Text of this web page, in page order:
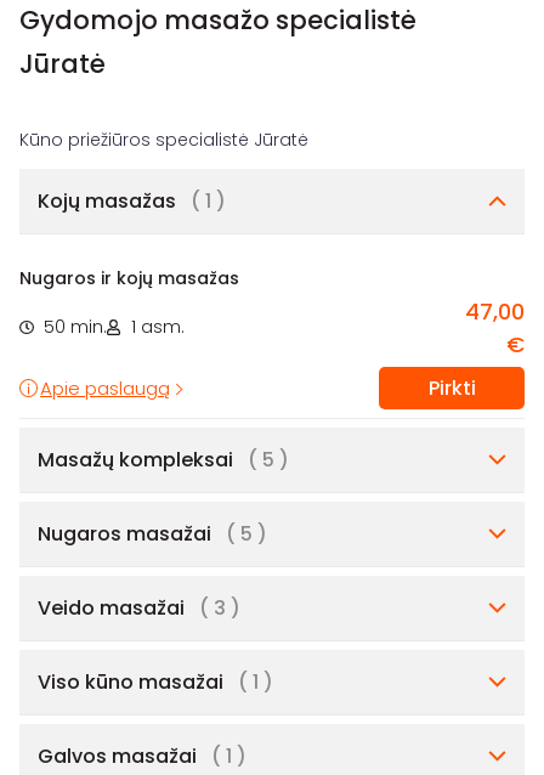
Gydomojo masažo specialistė
Jūratė
Kojų masažas ( 1 )
Nugaros ir kojų masažas
50 min. 1 asm.
47,00
€
Apie paslaugą Pirkti
Masažų kompleksai ( 5 )
Nugaros masažai ( 5 )
Veido masažai ( 3 )
Viso kūno masažai ( 1 )
Galvos masažai ( 1 )